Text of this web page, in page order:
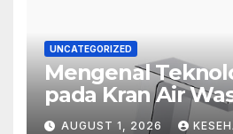
UNCATEGORIZED
Mengenal
pada Kran Air
Mewah, Cerdas,
AUGUST 1, 2026